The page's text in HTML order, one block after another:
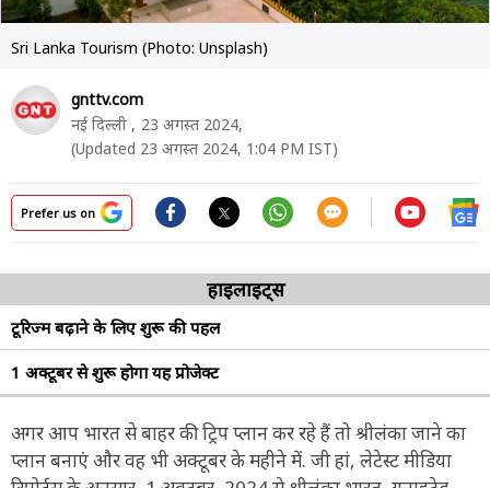
Sri Lanka Tourism (Photo: Unsplash)
gnttv.com
नई दिल्ली , 23 अगस्त 2024,
(Updated 23 अगस्त 2024, 1:04 PM IST)
Prefer us on
हाइलाइट्स
टूरिज्म बढ़ाने के लिए शुरू की पहल
1 अक्टूबर से शुरू होगा यह प्रोजेक्ट
अगर आप भारत से बाहर की ट्रिप प्लान कर रहे हैं तो श्रीलंका जाने का
प्लान बनाएं और वह भी अक्टूबर के महीने में. जी हां, लेटेस्ट मीडिया